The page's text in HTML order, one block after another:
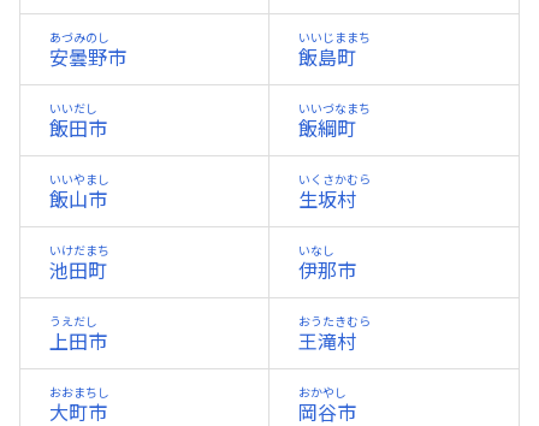
安曇野市
あづみのし
飯島町
いいじままち
飯田市
いいだし
飯綱町
いいづなまち
飯山市
いいやまし
生坂村
いくさかむら
池田町
いけだまち
伊那市
いなし
上田市
うえだし
王滝村
おうたきむら
大町市
おおまちし
岡谷市
おかやし